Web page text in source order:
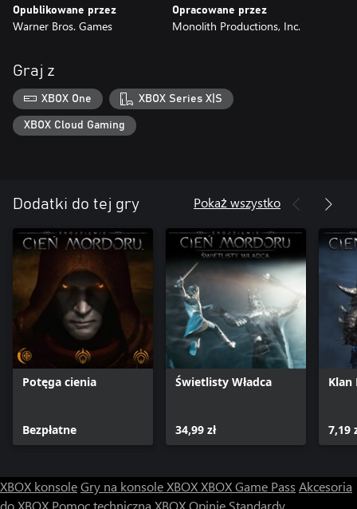
Opublikowane przez
Warner Bros. Games
Opracowane przez
Monolith Productions, Inc.
Graj z
XBOX One XBOX Series X|S
XBOX Cloud Gaming
Dodatki do tej gry Pokaż wszystko
Potęga cienia
Bezpłatne
Świetlisty Władca
34,99 zł
Klan
7,19
XBOX konsoleGry na konsole XBOXXBOX Game Pass Akcesoria
do XBOX Pomoc techniczna XBOXOpinie Standardy